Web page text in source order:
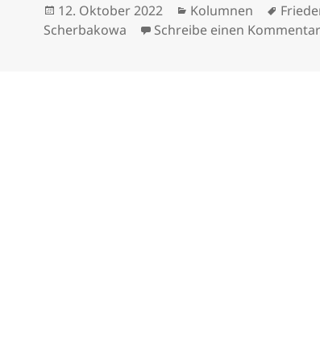
Veröffentlicht
am
12. Oktober 2022 Kategorien
Kolumnen
Scherbakowa
Schreibe einen Kommentar